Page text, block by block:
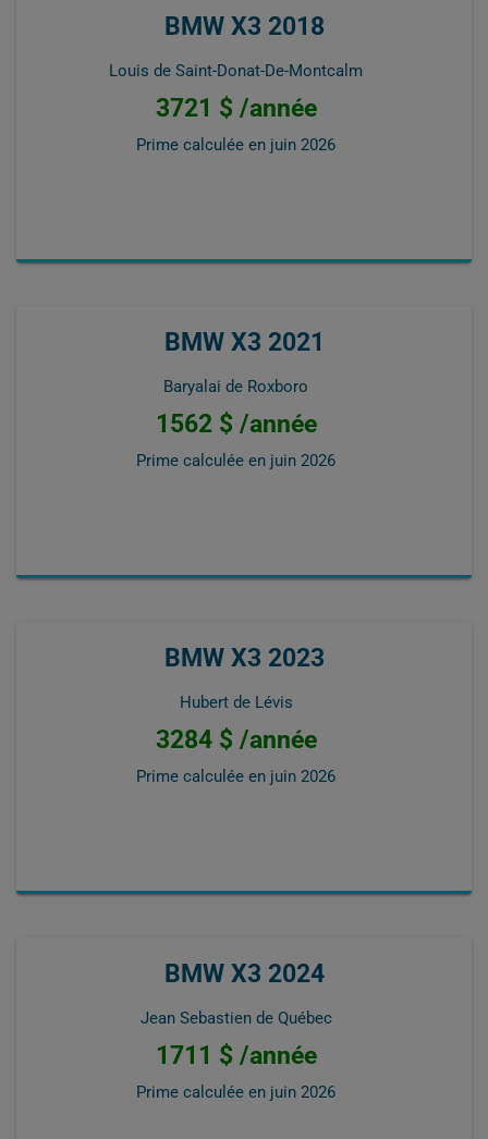
BMW X3 2018
Louis de Saint-Donat-De-Montcalm
3721 $ /année
Prime calculée en juin 2026
BMW X3 2021
Baryalai de Roxboro
1562 $ /année
Prime calculée en juin 2026
BMW X3 2023
Hubert de Lévis
3284 $ /année
Prime calculée en juin 2026
BMW X3 2024
Jean Sebastien de Québec
1711 $ /année
Prime calculée en juin 2026